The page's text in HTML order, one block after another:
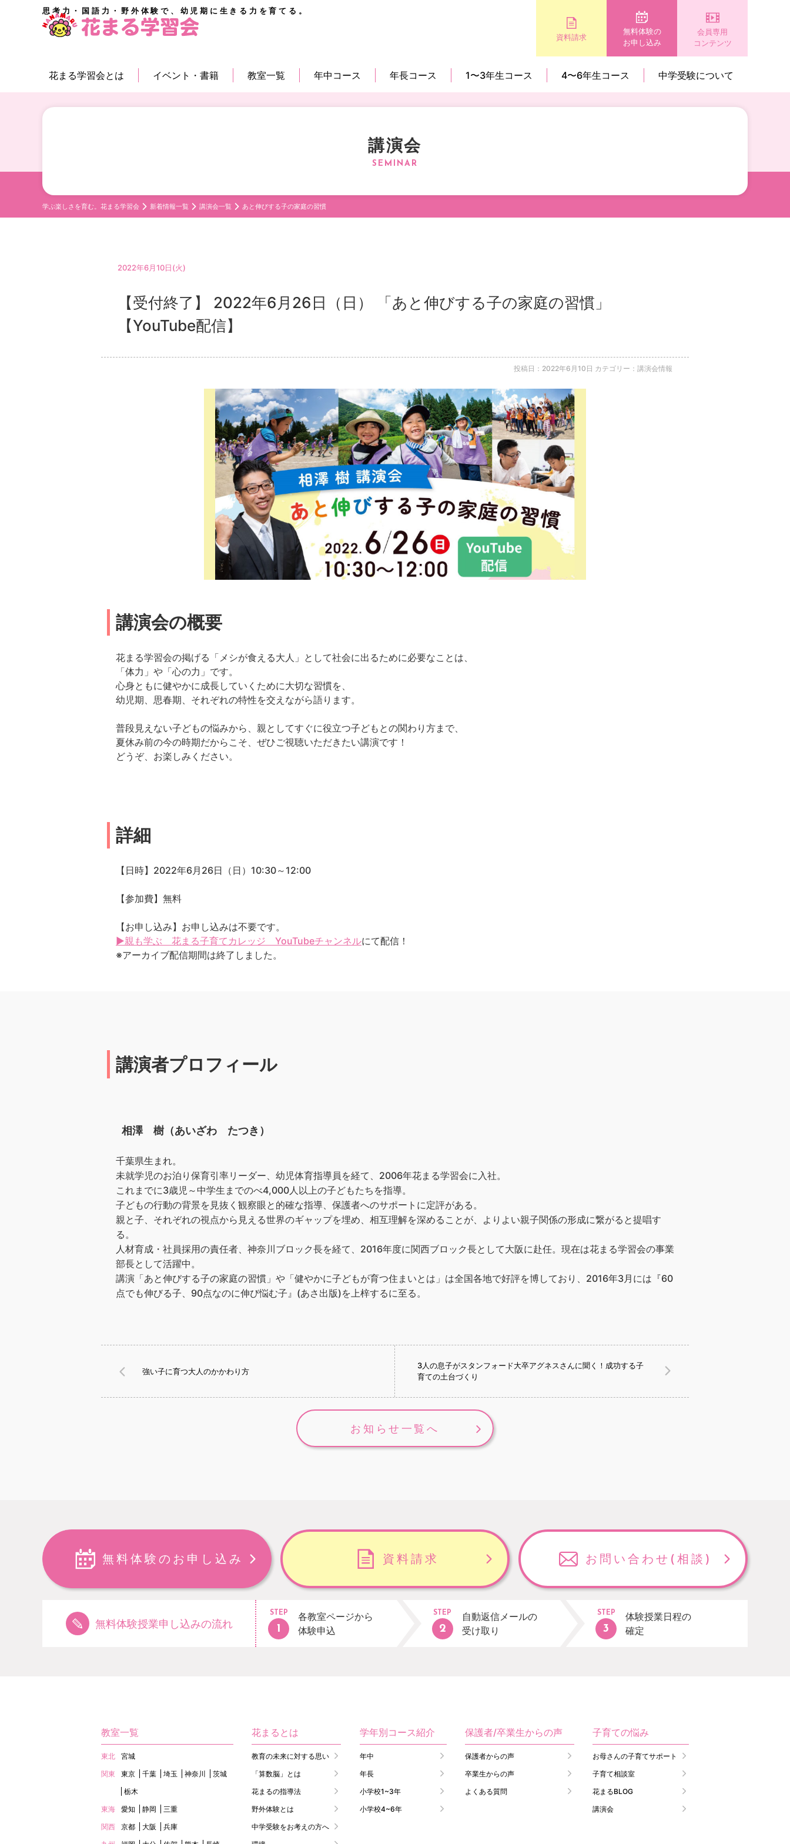
思考力・国語力・野外体験で、幼児期に生きる力を育てる。
資料請求
無料体験の
お申し込み
会員専用
コンテンツ
花まる学習会とは イベント・書籍 教室一覧 年中コース 年長コース 1〜3年生コース 4〜6年生コース 中学受験について
講演会
学ぶ楽しさを育む。花まる学習会 新着情報一覧 講演会一覧 あと伸びする子の家庭の習慣
2022年6月10日(火)
【受付終了】 2022年6月26日（日） 「あと伸びする子の家庭の習慣」
【YouTube配信】
投稿日：2022年6月10日 カテゴリー：講演会情報
講演会の概要
花まる学習会の掲げる「メシが食える大人」として社会に出るために必要なことは、
「体力」や「心の力」です。
心身ともに健やかに成長していくために大切な習慣を、
幼児期、思春期、それぞれの特性を交えながら語ります。
普段見えない子どもの悩みから、親としてすぐに役立つ子どもとの関わり方まで、
夏休み前の今の時期だからこそ、ぜひご視聴いただきたい講演です！
どうぞ、お楽しみください。
詳細
【日時】2022年6月26日（日）10:30～12:00
【参加費】無料
【お申し込み】お申し込みは不要です。
▶親も学ぶ 花まる子育てカレッジ YouTubeチャンネルにて配信！
※アーカイブ配信期間は終了しました。
講演者プロフィール
相澤 樹（あいざわ たつき）
千葉県生まれ。
未就学児のお泊り保育引率リーダー、幼児体育指導員を経て、2006年花まる学習会に入社。
これまでに3歳児～中学生までのべ4,000人以上の子どもたちを指導。
子どもの行動の背景を見抜く観察眼と的確な指導、保護者へのサポートに定評がある。
親と子、それぞれの視点から見える世界のギャップを埋め、相互理解を深めることが、よりよい親子関係の形成に繋がると提唱す
る。
人材育成・社員採用の責任者、神奈川ブロック長を経て、2016年度に関西ブロック長として大阪に赴任。現在は花まる学習会の事業
部長として活躍中。
講演「あと伸びする子の家庭の習慣」や「健やかに子どもが育つ住まいとは」は全国各地で好評を博しており、2016年3月には『60
点でも伸びる子、90点なのに伸び悩む子』(あさ出版)を上梓するに至る。
強い子に育つ大人のかかわり方
3人の息子がスタンフォード大卒アグネスさんに聞く！成功する子
育ての土台づくり
お知らせ一覧へ
無料体験のお申し込み 資料請求 お問い合わせ (相談)
無料体験授業申し込みの流れ
STEP
各教室ページから
体験申込
STEP
自動返信メールの
受け取り
STEP
体験授業日程の
確定
教室一覧
東北
宮城
関東
東京 千葉 埼玉 神奈川
茨城
栃木
東海
愛知 静岡
三重
関西
京都 大阪
兵庫
花まるとは
教育の未来に対する思い
「算数脳」とは
花まるの指導法
野外体験とは
中学受験をお考えの方へ
学年別コース紹介
年中
年長
小学校1~3年
小学校4~6年
保護者/卒業生からの声
保護者からの声
卒業生からの声
よくある質問
子育ての悩み
お母さんの子育てサポート
子育て相談室
花まるBLOG
講演会